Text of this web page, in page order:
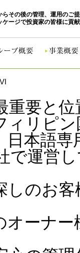
らその後の管理、運用のご
ケージで投資家の皆様に貢献
重要と
ィリピ
日本語
で運営
しのお
オーナ